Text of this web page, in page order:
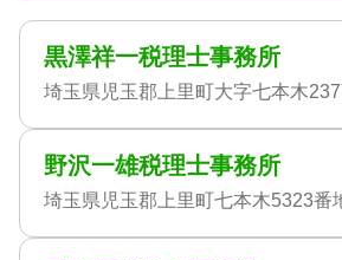
黒澤祥一税理士事務所
埼玉県児玉郡上里町大字七本木
野沢一雄税理士事務所